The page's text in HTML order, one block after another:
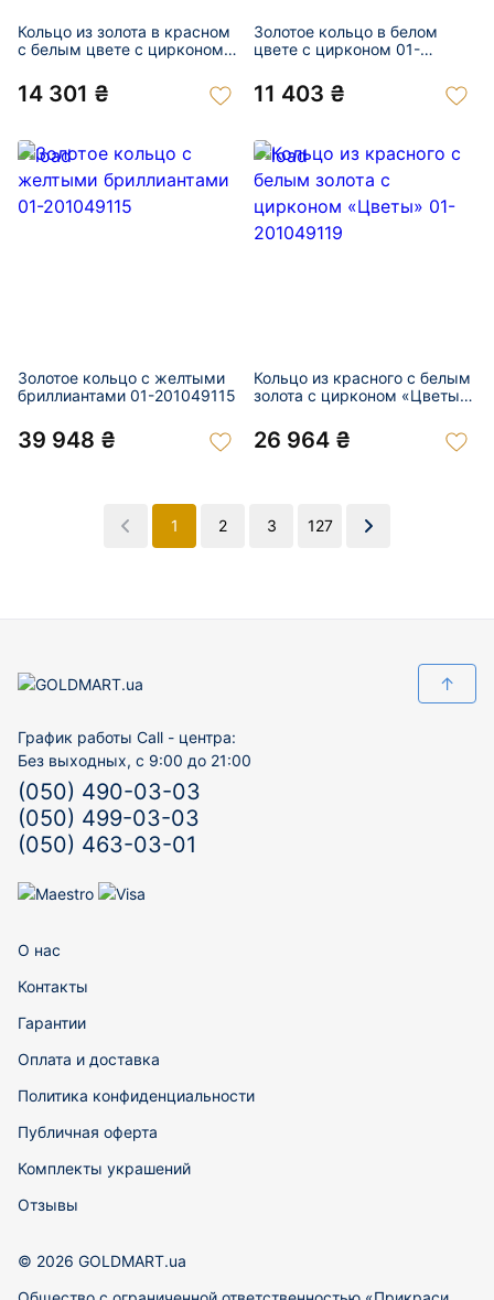
Кольцо из золота в красном
с белым цвете с цирконом
14 301 ₴
Золотое кольцо в белом
цвете с цирконом 01-
11 403 ₴
Золотое кольцо с желтыми
бриллиантами 01-201049115
39 948 ₴
Кольцо из красного с белым
золота с цирконом «Цветы»
26 964 ₴
1 2 3 127
↑
График работы Call - центра:
Без выходных, с 9:00 до 21:00
(050) 490-03-03
(050) 499-03-03
(050) 463-03-01
О нас
Контакты
Гарантии
Оплата и доставка
Политика конфиденциальности
Публичная оферта
Комплекты украшений
Отзывы
© 2026 GOLDMART.ua